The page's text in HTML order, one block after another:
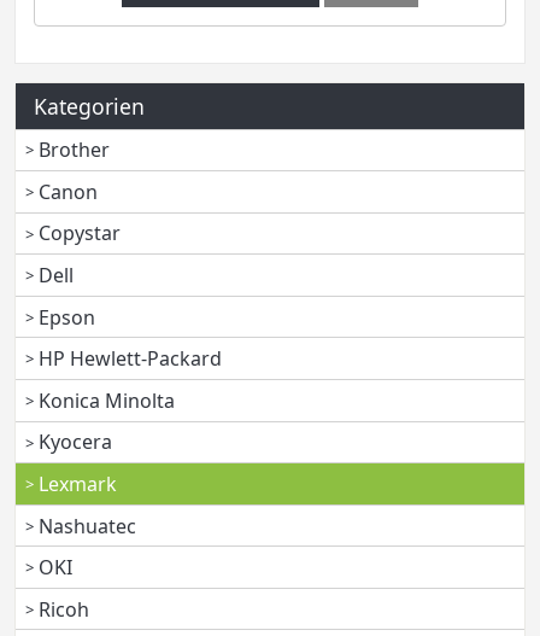
Kategorien
Brother
Canon
Copystar
Dell
Epson
HP Hewlett-Packard
Konica Minolta
Kyocera
Lexmark
Nashuatec
OKI
Ricoh